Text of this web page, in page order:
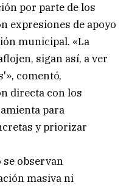
por parte de los
expresiones de apoyo
municipal. «La
sigan así, a ver
comentó,
directa con los
para
y priorizar
se observan
masiva ni